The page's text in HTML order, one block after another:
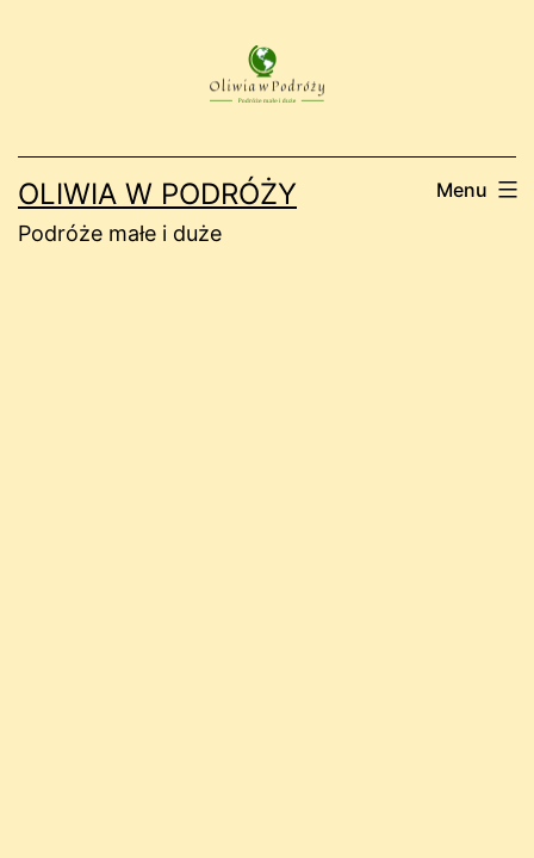
OLIWIA W PODRÓŻY
Podróże małe i duże
Menu